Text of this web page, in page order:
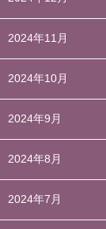
2024年11月
2024年10月
2024年9月
2024年8月
2024年7月